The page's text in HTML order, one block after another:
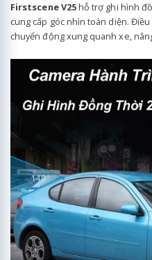
Firstscene V25hỗ trợ ghi hình
cung cấp góc nhìn toàn diện.
chuyển động xung quanh xe,